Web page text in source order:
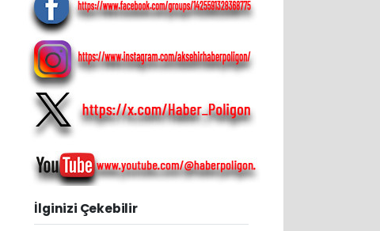
İlginizi Çekebilir